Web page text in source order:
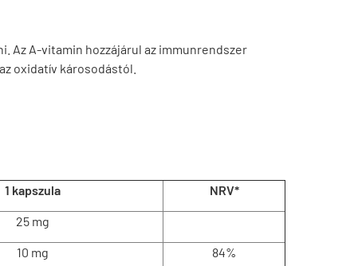
Az A-vitamin hozzájárul az immunrendszer
oxidatív károsodástól.
1 kapszula NRV*
25 mg
10 mg 84%